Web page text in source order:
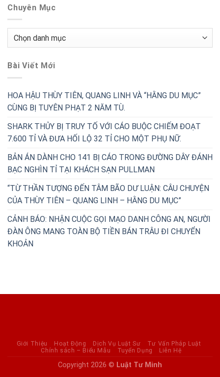
Chuyên Mục
Chuyên
Bài Viết Mới
HOA HẬU THÙY TIÊN, QUANG LINH VÀ “HẰNG DU MỤC”
CÙNG BỊ TUYÊN PHẠT 2 NĂM TÙ.
SHARK THỦY BỊ TRUY TỐ VỚI CÁO BUỘC CHIẾM ĐOẠT
7.600 TỈ VÀ ĐƯA HỐI LỘ 32 TỈ CHO MỘT PHỤ NỮ.
BẢN ÁN DÀNH CHO 141 BỊ CÁO TRONG ĐƯỜNG DÂY ĐÁNH
BẠC NGHÌN TỈ TẠI KHÁCH SẠN PULLMAN
“TỪ THẦN TƯỢNG ĐẾN TÂM BÃO DƯ LUẬN: CÂU CHUYỆN
CỦA THÙY TIÊN – QUANG LINH – HẰNG DU MỤC”
CẢNH BÁO: NHẬN CUỘC GỌI MẠO DANH CÔNG AN, NGƯỜI
ĐÀN ÔNG MANG TOÀN BỘ TIỀN BÁN TRÂU ĐI CHUYỂN
KHOẢN
Giới Thiệu Hoạt Động Dịch Vụ Luật Sư
Tư Vấn Pháp Luật
Chính sách – Biểu Mẫu
Tuyển Dụng Liên Hệ
Copyright 2026 © Luật Tư Minh